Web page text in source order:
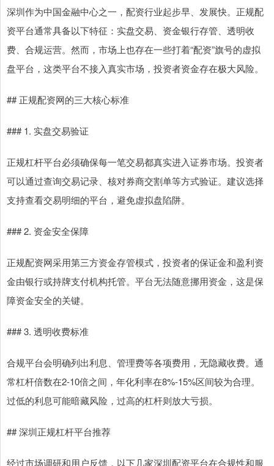
深圳作为中国金融中心之一，配资行业起步早、发展快。正规配
资平台通常具备以下特征：实盘交易、资金银行存管、透明收
费、合规运营。然而，市场上也存在一些打着“配资”旗号的虚拟
盘平台，这类平台不接入真实市场，投资者资金存在极大风险。
## 正规配资网的三大核心标准
### 1. 实盘交易验证
正规杠杆平台必须确保每一笔交易都真实进入证券市场。投资者
可以通过查询交易记录、核对券商交割单等方式验证。建议选择
支持查看交易明细的平台，避免虚拟盘陷阱。
### 2. 资金安全保障
正规配资网采用第三方资金存管模式，投资者的保证金和盈利资
金由银行或持牌支付机构托管。平台无法随意挪用资金，这是保
障资金安全的关键。
### 3. 透明收费标准
合规平台会明确列出利息、管理费等各项费用，无隐藏收费。通
常杠杆倍数在2-10倍之间，年化利率在8%-15%区间较为合理。
过低的利息可能暗藏风险，过高的杠杆则放大亏损。
## 深圳正规杠杆平台推荐
经过市场调研和用户反馈，以下几家深圳配资平台在合规性和服